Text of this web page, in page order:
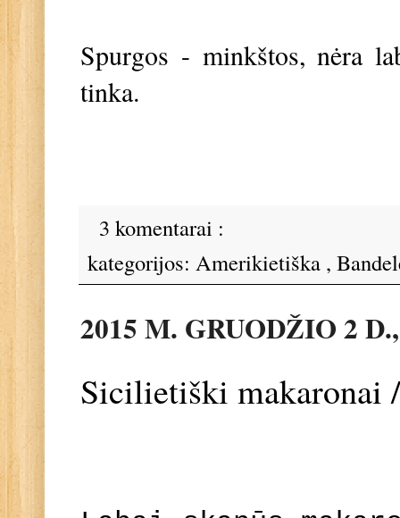
Spurgos - minkštos, nėra
tinka.
3 komentarai :
kategorijos: Amerikietiška ,
2015 M. GRUODŽIO 2
Sicilietiški makaronai